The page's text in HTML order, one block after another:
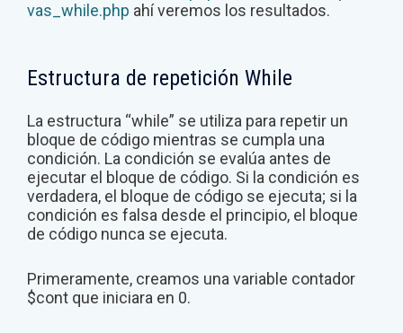
vas_while.php ahí veremos los resultados.
Estructura de repetición While
La estructura “while” se utiliza para repetir un
bloque de código mientras se cumpla una
condición. La condición se evalúa antes de
ejecutar el bloque de código. Si la condición es
verdadera, el bloque de código se ejecuta; si la
condición es falsa desde el principio, el bloque
de código nunca se ejecuta.
Primeramente, creamos una variable contador
$cont que iniciara en 0.